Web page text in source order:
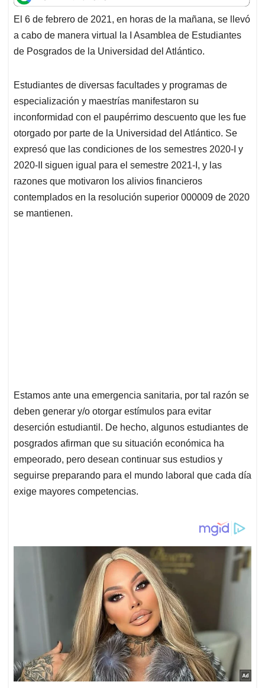
t
s
A
p
e
b
o
o
k
e
d
I
i
l
e
a
d
s
El 6 de febrero de 2021, en horas de la mañana, se llevó
a cabo de manera virtual la I Asamblea de Estudiantes
de Posgrados de la Universidad del Atlántico.
Estudiantes de diversas facultades y programas de
especialización y maestrías manifestaron su
inconformidad con el paupérrimo descuento que les fue
otorgado por parte de la Universidad del Atlántico. Se
expresó que las condiciones de los semestres 2020-I y
2020-II siguen igual para el semestre 2021-I, y las
razones que motivaron los alivios financieros
contemplados en la resolución superior 000009 de 2020
se mantienen.
Estamos ante una emergencia sanitaria, por tal razón se
deben generar y/o otorgar estímulos para evitar
deserción estudiantil. De hecho, algunos estudiantes de
posgrados afirman que su situación económica ha
empeorado, pero desean continuar sus estudios y
seguirse preparando para el mundo laboral que cada día
exige mayores competencias.